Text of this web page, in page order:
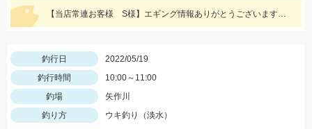
【当店常連お客様 S様】エギング情報ありがとうございます。 朝マヅメの時間帯３杯立て続けに、1.8㌔・800ｇ・900ｇが釣れました！ 1.8㌔のヒットエギは【エギ王Ｋ3.5号 黒潮ＳＰ マッスルファイト】
釣行日
2022/05/19
釣行時間
10:00～11:00
釣場
矢作川
釣り方
ウキ釣り（淡水）